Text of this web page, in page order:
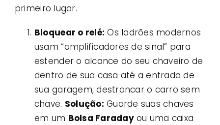
primeiro lugar.
Bloquear o relé: Os ladrões modernos
usam “amplificadores de sinal” para
estender o alcance do seu chaveiro de
dentro de sua casa até a entrada de
sua garagem, destrancar o carro sem
chave. Solução: Guarde suas chaves
em um Bolsa Faradayou uma caixa